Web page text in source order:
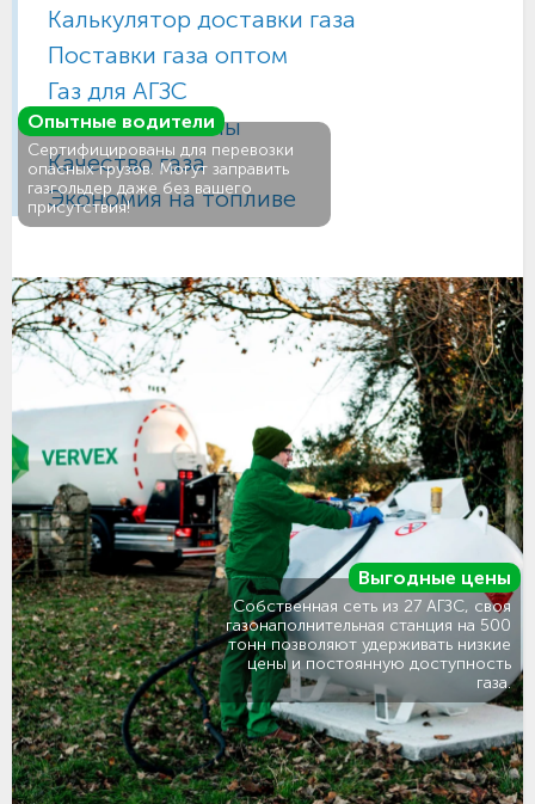
Калькулятор доставки газа
Поставки газа оптом
Газ для АГЗС
Газовые баллоны
Качество газа
Экономия на топливе
Опытные водители
Сертифицированы для перевозки
опасных грузов. Могут заправить
газгольдер даже без вашего
присутствия!
Выгодные цены
Собственная сеть из 27 АГЗС, своя
газонаполнительная станция на 500
тонн позволяют удерживать низкие
цены и постоянную доступность
газа.